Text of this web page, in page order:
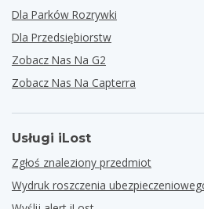
Dla Parków Rozrywki
Dla Przedsiębiorstw
Zobacz Nas Na G2
Zobacz Nas Na Capterra
Usługi iLost
Zgłoś znaleziony przedmiot
Wydruk roszczenia